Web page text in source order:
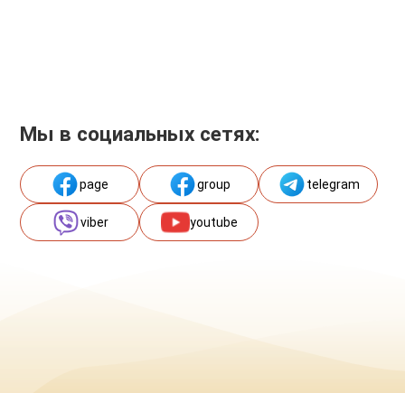
Мы в социальных сетях:
page group telegram
viber youtube